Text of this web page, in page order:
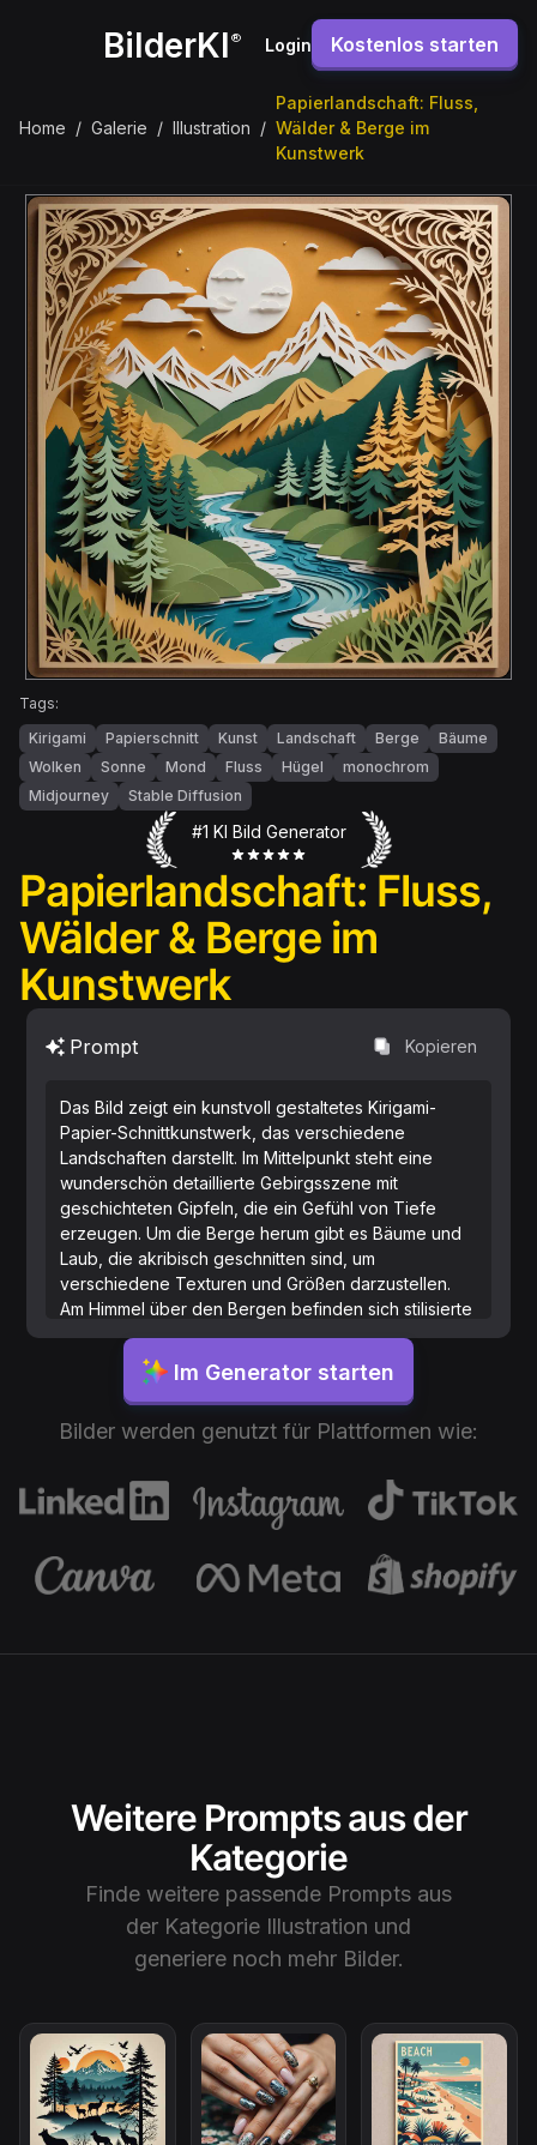
BilderKI® Login Kostenlos starten
Home / Galerie / Illustration /
Papierlandschaft: Fluss,
Wälder & Berge im
Kunstwerk
Tags:
Kirigami
Papierschnitt Kunst Landschaft Berge
Bäume
Wolken
Sonne Mond Fluss Hügel
monochrom
Midjourney
Stable Diffusion
#1 KI Bild Generator
Papierlandschaft: Fluss,
Wälder & Berge im
Kunstwerk
Prompt Kopieren
Das Bild zeigt ein kunstvoll gestaltetes Kirigami-
Papier-Schnittkunstwerk, das verschiedene
Landschaften darstellt. Im Mittelpunkt steht eine
wunderschön detaillierte Gebirgsszene mit
geschichteten Gipfeln, die ein Gefühl von Tiefe
erzeugen. Um die Berge herum gibt es Bäume und
Laub, die akribisch geschnitten sind, um
verschiedene Texturen und Größen darzustellen.
Am Himmel über den Bergen befinden sich stilisierte
Wolken und eine Sonne oder ein Mond, die das
Ganze ergänzen. Elemente von sanften Hügeln und
möglicherweise einem Fluss schlängeln sich durch
die Landschaft und demonstrieren die
Detailverliebtheit des Künstlers in dieser zarten
sowohl zart als auch dynamisch und verbindet
Naturszenen mit künstlerischer Präzision in einem
monochromen Farbschema.
Im Generator starten
Bilder werden genutzt für Plattformen wie:
Weitere Prompts aus der
Kategorie
Finde weitere passende Prompts aus
der Kategorie Illustration und
generiere noch mehr Bilder.